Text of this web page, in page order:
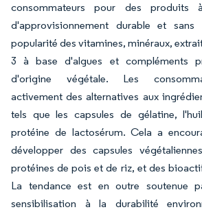
consommateurs pour des produits
d'approvisionnement durable et
popularité des vitamines, minéraux,
3 à base d'algues et compléments
d'origine végétale. Les
activement des alternatives aux
tels que les capsules de gélatine,
protéine de lactosérum. Cela a
développer des capsules
protéines de pois et de riz, et des
La tendance est en outre soutenue
sensibilisation à la durabilité